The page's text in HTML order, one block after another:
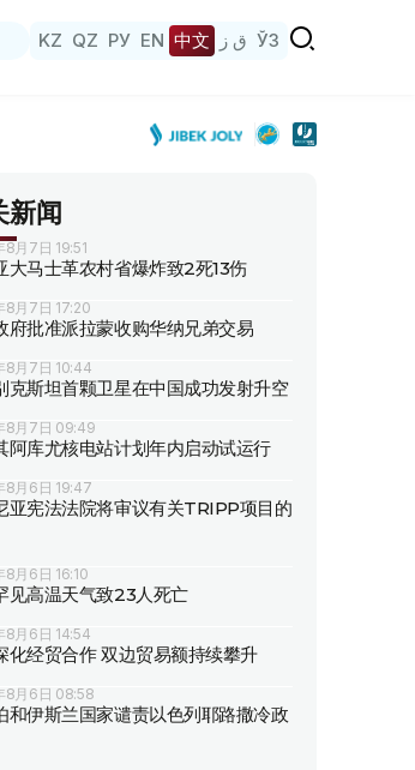
KZ QZ РУ EN 中文 ق ز ЎЗ
新闻
月7日 19:51
大马士革农村省爆炸致2死13伤
8月7日 17:20
府批准派拉蒙收购华纳兄弟交易
8月7日 10:44
克斯坦首颗卫星在中国成功发射升空
8月7日 09:49
阿库尤核电站计划年内启动试运行
8月6日 19:47
亚宪法法院将审议有关TRIPP项目的
8月6日 16:10
见高温天气致23人死亡
8月6日 14:54
化经贸合作 双边贸易额持续攀升
8月6日 08:58
和伊斯兰国家谴责以色列耶路撒冷政